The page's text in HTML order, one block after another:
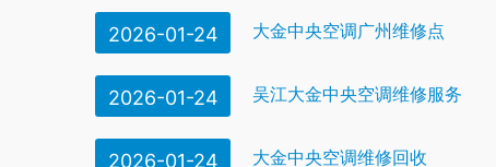
2026-01-24 大金中央空调广州维修点
2026-01-24 吴江大金中央空调维修服务
2026-01-24 大金中央空调维修回收